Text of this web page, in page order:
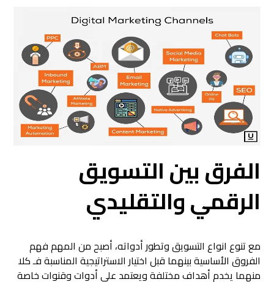
الفرق بين التسويق
الرقمي والتقليدي
مع تنوع انواع التسويق وتطور أدواته، أصبح من المهم فهم
الفروق الأساسية بينهما قبل اختيار الاستراتيجية المناسبة فـ كلا
منهما يخدم أهداف مختلفة ويعتمد على أدوات وقنوات خاصة